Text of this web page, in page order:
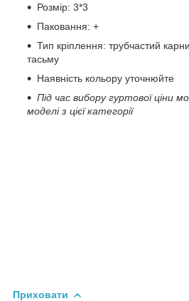
Розмір: 3*3
Паковання: +
Тип кріплення: трубчастий
тасьму
Наявність кольору уточнюйте
Під час вибору гуртової ціни
моделі з цієї категорії
Приховати